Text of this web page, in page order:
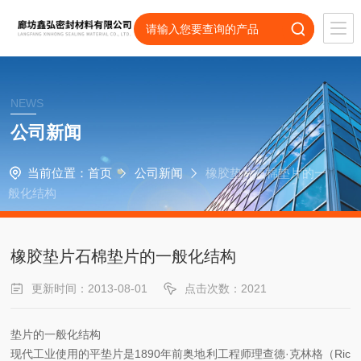
NEWS
公司新闻
当前位置： 首页 公司新闻
橡胶垫片石棉垫片的一
般化结构
橡胶垫片石棉垫片的一般化结构
更新时间：2013-08-01 点击次数：2021
垫片的一般化结构
现代工业使用的平垫片是1890年前奥地利工程师理查德·克林格（Ric